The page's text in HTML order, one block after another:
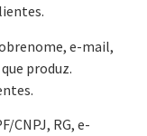
e-mail,
produz.
CNPJ, RG, e-